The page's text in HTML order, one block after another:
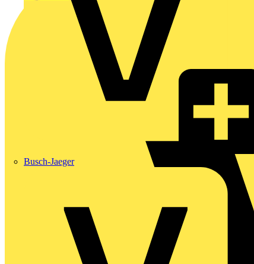
Busch-Jaeger